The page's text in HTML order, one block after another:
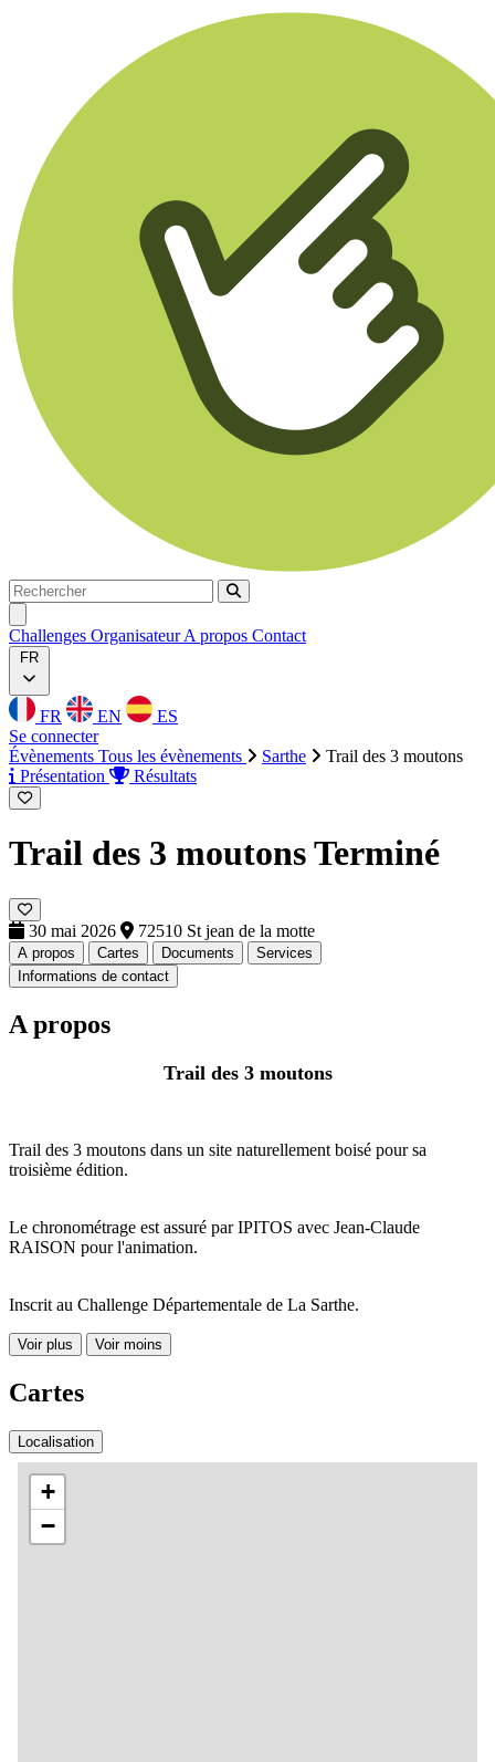
Rechercher
Rechercher
Challenges OrganisateurA propos Contact
FR
FR EN
ES
Se connecter
Évènements Tous les évènements Sarthe
Trail des 3 moutons
Présentation
Résultats
Trail des 3 moutonsTerminé
30 mai 2026 72510 St jean de la motte
A propos Cartes Documents
Services
Informations de contact
A propos
Trail des 3 moutons
Trail des 3 moutons dans un site naturellement boisé pour sa
troisième édition.
Le chronométrage est assuré par IPITOS avec Jean-Claude
RAISON pour l'animation.
Inscrit au Challenge Départementale de La Sarthe.
Voir plus Voir moins
Cartes
Localisation